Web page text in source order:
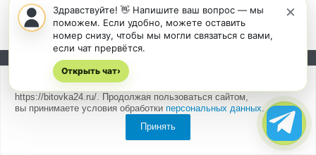
Подписывайтесь на новости и акции:
используем cookiesдля быстрой и удобной работы сайта
https://bitovka24.ru/. Продолжая пользоваться сайтом,
вы принимаете условия обработки персональных данных.
Принять
×
Здравствуйте! 👋 Напишите ваш вопрос — мы
поможем. Если удобно, можете оставить
номер снизу, чтобы мы могли связаться с вами,
если чат прервётся.
Открыть чат›